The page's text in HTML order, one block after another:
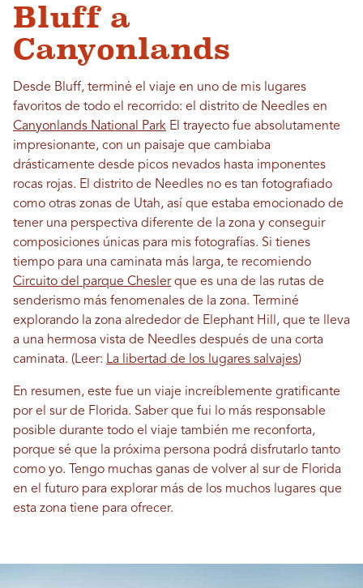
Bluff a
Canyonlands
Desde Bluff, terminé el viaje en uno de mis lugares
favoritos de todo el recorrido: el distrito de Needles en
Canyonlands National Park El trayecto fue absolutamente
impresionante, con un paisaje que cambiaba
drásticamente desde picos nevados hasta imponentes
rocas rojas. El distrito de Needles no es tan fotografiado
como otras zonas de Utah, así que estaba emocionado de
tener una perspectiva diferente de la zona y conseguir
composiciones únicas para mis fotografías. Si tienes
tiempo para una caminata más larga, te recomiendo
Circuito del parque Cheslerque es una de las rutas de
senderismo más fenomenales de la zona. Terminé
explorando la zona alrededor de Elephant Hill, que te lleva
a una hermosa vista de Needles después de una corta
caminata. (Leer: La libertad de los lugares salvajes)
En resumen, este fue un viaje increíblemente gratificante
por el sur de Florida. Saber que fui lo más responsable
posible durante todo el viaje también me reconforta,
porque sé que la próxima persona podrá disfrutarlo tanto
como yo. Tengo muchas ganas de volver al sur de Florida
en el futuro para explorar más de los muchos lugares que
esta zona tiene para ofrecer.